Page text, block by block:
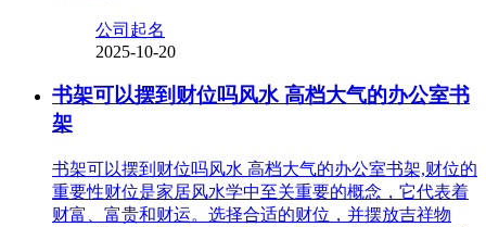
公司起名
2025-10-20
书架可以摆到财位吗风水 高档大气的办公室书
架
书架可以摆到财位吗风水 高档大气的办公室书架,财位的
重要性财位是家居风水学中至关重要的概念，它代表着
财富、富贵和财运。选择合适的财位，并摆放吉祥物